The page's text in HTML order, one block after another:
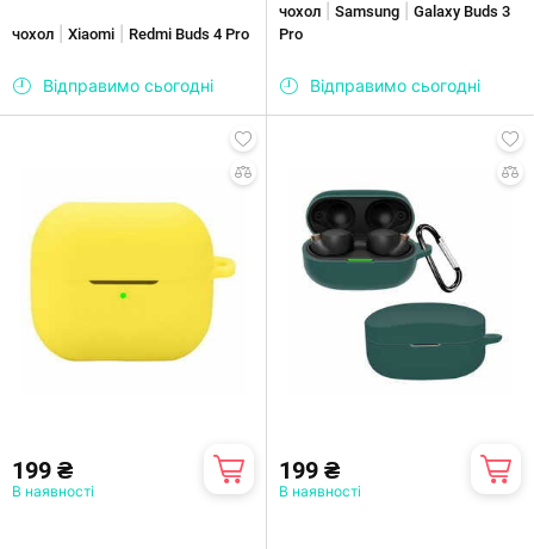
чохол Xiaomi Redmi Buds 4 Pro
Відправимо сьогодні
чохол
Samsung
Galaxy Buds 3
Pro
Відправимо сьогодні
199 ₴
В наявності
199 ₴
В наявності